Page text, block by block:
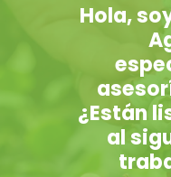
Hola,
¿Están
al